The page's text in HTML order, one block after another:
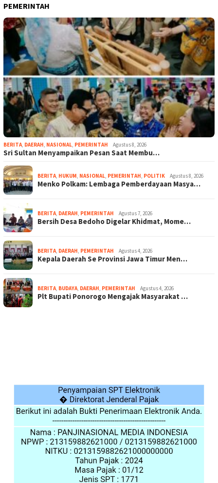
PEMERINTAH
BERITA, DAERAH, NASIONAL, PEMERINTAH Agustus 8, 2026
Sri Sultan Menyampaikan Pesan Saat Membu…
BERITA, HUKUM, NASIONAL, PEMERINTAH, POLITIK Agustus 8, 2026
Menko Polkam: Lembaga Pemberdayaan Masya…
BERITA, DAERAH, PEMERINTAH Agustus 7, 2026
Bersih Desa Bedoho Digelar Khidmat, Mome…
BERITA, DAERAH, PEMERINTAH Agustus 4, 2026
Kepala Daerah Se Provinsi Jawa Timur Men…
BERITA, BUDAYA, DAERAH, PEMERINTAH Agustus 4, 2026
Plt Bupati Ponorogo Mengajak Masyarakat …